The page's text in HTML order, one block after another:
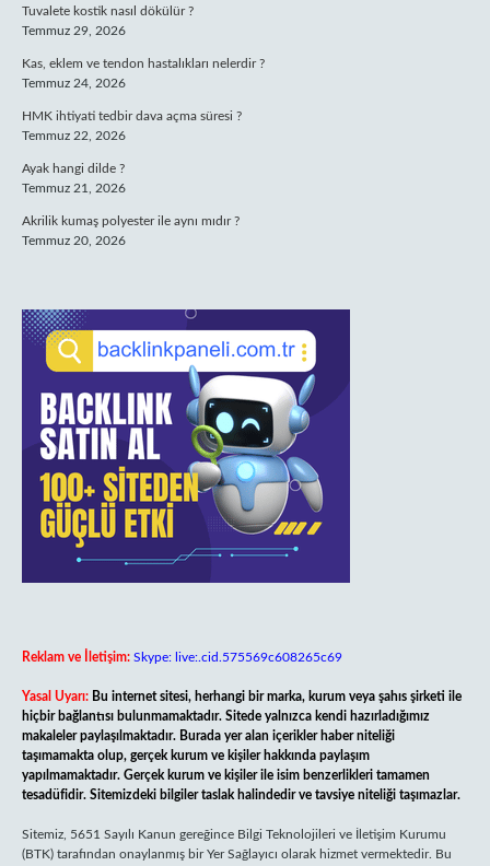
Tuvalete kostik nasıl dökülür ?
Temmuz 29, 2026
Kas, eklem ve tendon hastalıkları nelerdir ?
Temmuz 24, 2026
HMK ihtiyati tedbir dava açma süresi ?
Temmuz 22, 2026
Ayak hangi dilde ?
Temmuz 21, 2026
Akrilik kumaş polyester ile aynı mıdır ?
Temmuz 20, 2026
Reklam ve İletişim: Skype: live:.cid.575569c608265c69
Yasal Uyarı: Bu internet sitesi, herhangi bir marka, kurum veya şahıs şirketi ile
hiçbir bağlantısı bulunmamaktadır. Sitede yalnızca kendi hazırladığımız
makaleler paylaşılmaktadır. Burada yer alan içerikler haber niteliği
taşımamakta olup, gerçek kurum ve kişiler hakkında paylaşım
yapılmamaktadır. Gerçek kurum ve kişiler ile isim benzerlikleri tamamen
tesadüfidir. Sitemizdeki bilgiler taslak halindedir ve tavsiye niteliği taşımazlar.
Sitemiz, 5651 Sayılı Kanun gereğince Bilgi Teknolojileri ve İletişim Kurumu
(BTK) tarafından onaylanmış bir Yer Sağlayıcı olarak hizmet vermektedir. Bu